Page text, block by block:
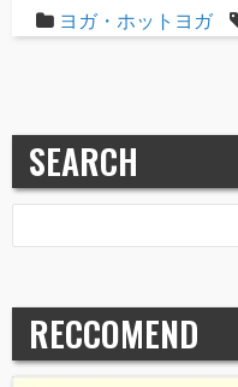
ヨガ・ホットヨガ
SEARCH
RECCOMEND